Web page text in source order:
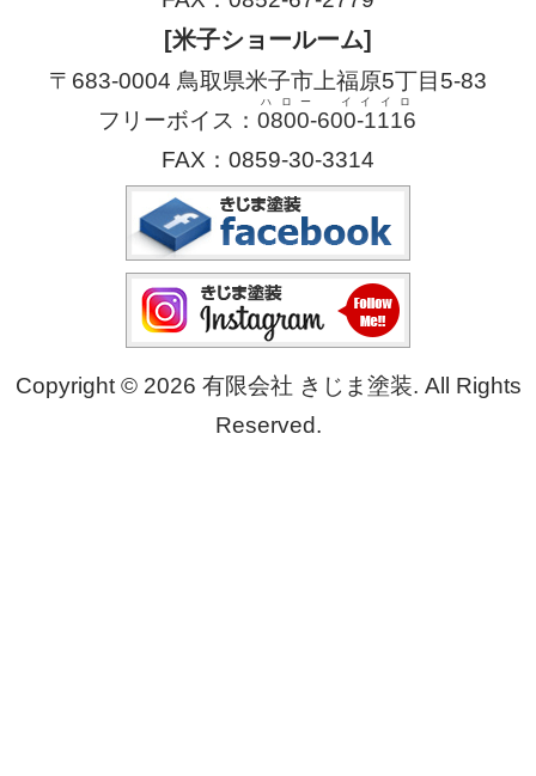
[米子ショールーム]
〒683-0004 鳥取県米子市上福原5丁目5-83
フリーボイス： 0800-600-1116
ハロー イイイロ
FAX：0859-30-3314
Copyright © 2026 有限会社 きじま塗装. All Rights
Reserved.